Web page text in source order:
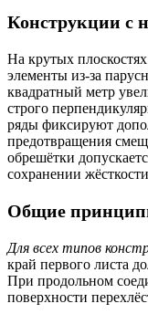
Конструкции с
На крутых
элементы из-за
квадратный метр
строго
ряды фиксируют
предотвращения
обрешётки
сохранении
Общие
Для всех типов
край первого листа
При продольном
поверхности